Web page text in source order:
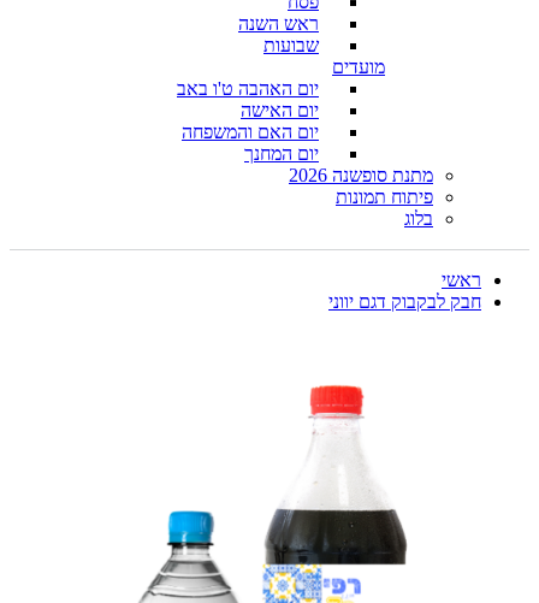
ראש השנה
שבועות
מועדים
יום האהבה ט'ו באב
יום האישה
יום האם והמשפחה
יום המחנך
מתנת סופשנה 2026
פיתוח תמונות
בלוג
ראשי
חבק לבקבוק דגם יווני